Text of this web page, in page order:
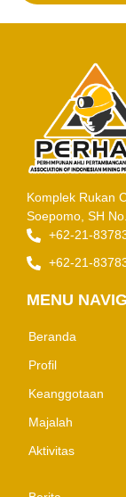
Komplek Rukan
Soepomo, SH
+62-21-
+62-21-
MENU
Beranda
Profil
Keanggotaan
Majalah
Aktivitas